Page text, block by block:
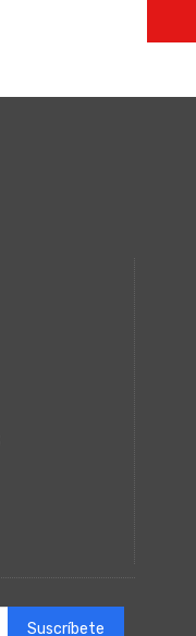
Suscríbete